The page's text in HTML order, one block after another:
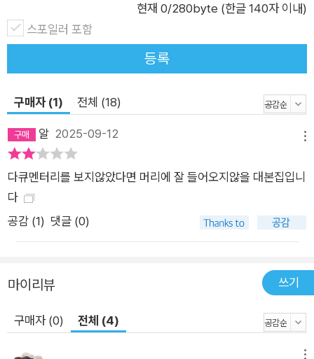
화려하지도 않지만, 그래서 더 진실하다. 잊지 않기 위해, 기억을
물려주기 위해, 우리는 이 다큐멘터리를 활자로 남긴다. ★ 지역
방송의 기적, MBC경남 화제의 다큐멘터리 ★ 제59회 백상예술
부문 작품상 ★ 제50회 한국방송대상 다큐멘터리 TV부문 작품
름, 어른 김장하 진정한 어른은 자신을 드러내지 않는다 우리는
그 마음을 따라 걸을 뿐이다 가난한 학생들에게 셀 수도 없이 많
은 장학금을 지원했지만, 행사를 열지도 사진을 찍지도 않았다.
특히 그는 돈을 주면서도 어떤 말도 하지 않고 있는 그대로 보기
만 했다. 김장하 선생은 “줬으면 그만이지.”, “갚으려거든 우리 사
회에 갚으라.” 하는 말을 남기고 늘 한발 물러서는 사람이다. ‘무
삶을 실천한 사람이기 때문이다. 경남 진주의 남성당한약방, 60
환원하고도 인터뷰 한 번 하지 않고 많은 이들을 도왔다. 자신의
현재 0/280byte (한글 140자 이내)
스포일러 포함
등록
구매자 (1) 전체 (18)
알 2025-09-12
다큐멘터리를 보지않았다면 머리에 잘 들어오지않을 대본집입니
다
공감 (1) 댓글 (0)
마이리뷰 쓰기
구매자 (0) 전체 (4)